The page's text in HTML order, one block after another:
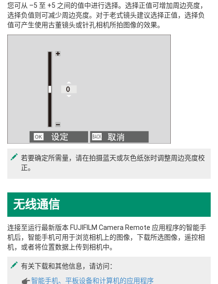
您可从 –5 至 +5 之间的值中进行选择。选择正值可增加周边亮度，
选择负值则可减少周边亮度。对于老式镜头建议选择正值，选择负
值可产生使用古董镜头或针孔相机所拍图像的效果。
若要确定所需量，请在拍摄蓝天或灰色纸张时调整周边亮度校
正。
无线通信
连接至运行最新版本 FUJIFILM Camera Remote 应用程序的智能手
机后，智能手机可用于浏览相机上的图像，下载所选图像，遥控相
机，或者将位置数据上传到相机中。
有关下载和其他信息，请访问：
智能手机、平板设备和计算机的应用程序